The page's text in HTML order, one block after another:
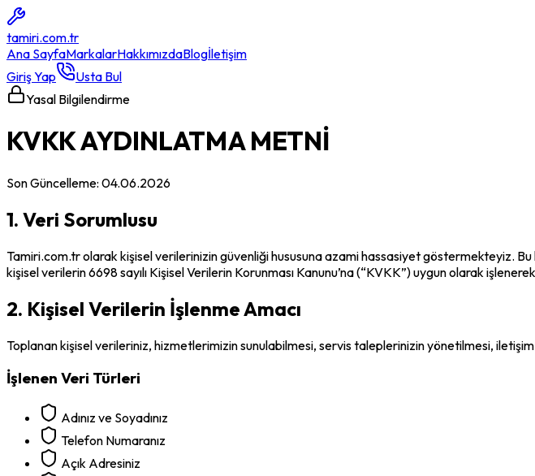
tamiri.com.tr
Ana SayfaMarkalarHakkımızdaBlogİletişim
Giriş Yap
Usta Bul
Yasal Bilgilendirme
KVKKAYDINLATMAMETNİ
Son Güncelleme: 04.06.2026
1. Veri Sorumlusu
Tamiri.com.tr olarak kişisel verilerinizin güvenliği hususuna azami hassasiyet göstermekteyiz.
kişisel verilerin 6698 sayılı Kişisel Verilerin Korunması Kanunu’na (“KVKK”) uygun olarak
2. Kişisel Verilerin İşlenme Amacı
Toplanan kişisel verileriniz, hizmetlerimizin sunulabilmesi, servis taleplerinizin yönetilmesi,
İşlenen Veri Türleri
Adınız ve Soyadınız
Telefon Numaranız
Açık Adresiniz